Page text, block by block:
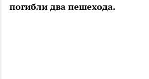
погибли два пешехода.